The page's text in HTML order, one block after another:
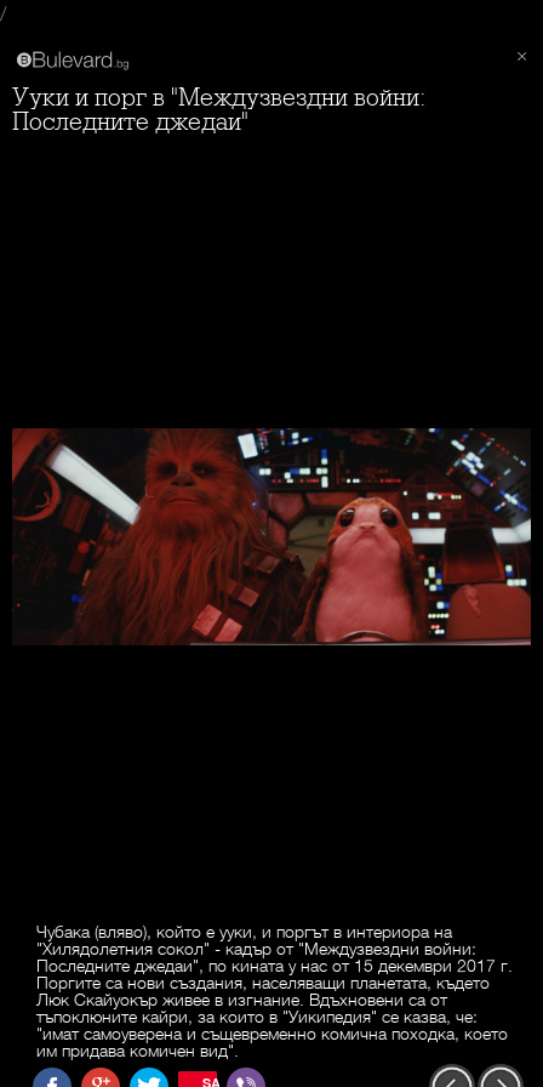
/
Ууки и порг в "Междузвездни войни:
Последните джедаи"
Чубака (вляво), който е ууки, и поргът в интериора на
"Хилядолетния сокол" - кадър от "Междузвездни войни:
Последните джедаи", по кината у нас от 15 декември 2017 г.
Поргите са нови създания, населяващи планетата, където
Люк Скайуокър живее в изгнание. Вдъхновени са от
тъпоклюните кайри, за които в "Уикипедия" се казва, че:
"имат самоуверена и същевременно комична походка, което
им придава комичен вид".
SAVE